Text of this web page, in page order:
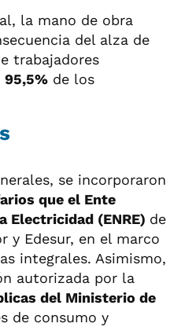
la mano de obra
del alza de
trabajadores
95,5% de los
se incorporaron
que el Ente
Electricidad (ENRE) de
y Edesur, en el marco
integrales. Asimismo,
autorizada por la
del Ministerio de
de consumo y